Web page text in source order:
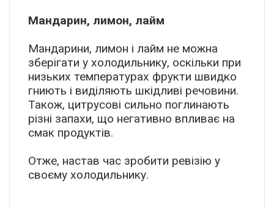
Мандарин, лимон, лайм
Мандарини, лимон і лайм не можна
зберігати у холодильнику, оскільки при
низьких температурах фрукти швидко
гниють і виділяють шкідливі речовини.
Також, цитрусові сильно поглинають
різні запахи, що негативно впливає на
смак продуктів.
Отже, настав час зробити ревізію у
своєму холодильнику.